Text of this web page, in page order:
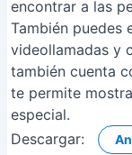
encontrar a las
También puedes
videollamadas y
también cuenta
te permite
especial.
Descargar: